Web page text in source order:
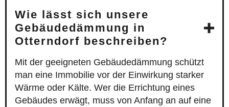
Wie lässt sich unsere
Gebäudedämmung in
Otterndorf beschreiben?
Mit der geeigneten Gebäudedämmung schützt
man eine Immobilie vor der Einwirkung starker
Wärme oder Kälte. Wer die Errichtung eines
Gebäudes erwägt, muss von Anfang an auf eine